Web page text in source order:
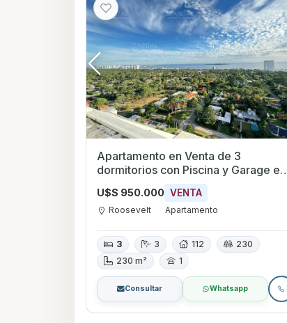
Apartamento en Venta de 3
dormitorios con Piscina y Garage en
Roosevelt, Maldonado
U$S 950.000 VENTA
Roosevelt Apartamento
3 3 112
230
230 m²
1
Consultar Whatsapp